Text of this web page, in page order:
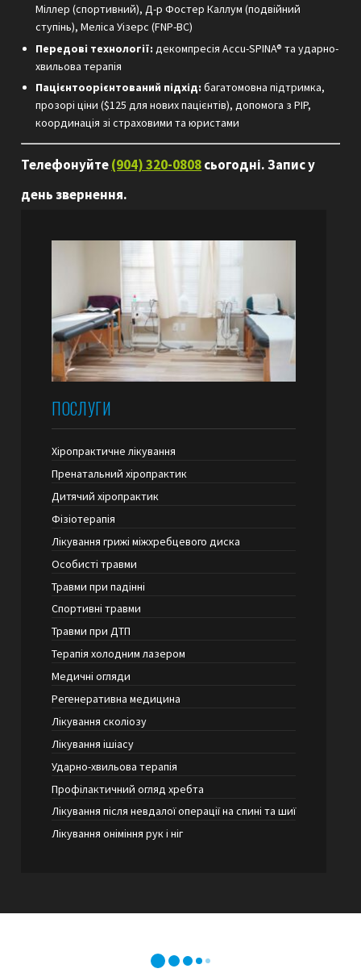
Міллер (спортивний), Д-р Фостер Каллум (подвійний
ступінь), Меліса Уізерс (FNP-BC)
Передові технології: декомпресія Accu-SPINA® та ударно-
хвильова терапія
Пацієнтоорієнтований підхід: багатомовна підтримка,
прозорі ціни ($125 для нових пацієнтів), допомога з PIP,
координація зі страховими та юристами
Телефонуйте(904) 320-0808сьогодні. Запис у
день звернення.
ПОСЛУГИ
Хіропрактичне лікування
Пренатальний хіропрактик
Дитячий хіропрактик
Фізіотерапія
Лікування грижі міжхребцевого диска
Особисті травми
Травми при падінні
Спортивні травми
Травми при ДТП
Терапія холодним лазером
Медичні огляди
Регенеративна медицина
Лікування сколіозу
Лікування ішіасу
Ударно-хвильова терапія
Профілактичний огляд хребта
Лікування після невдалої операції на спині та шиї
Лікування оніміння рук і ніг